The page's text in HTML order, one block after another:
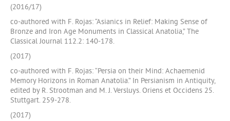
(2016/17)
co-authored with F. Rojas: “Asianics in Relief: Making Sense of
Bronze and Iron Age Monuments in Classical Anatolia,” The
Classical Journal 112.2: 140-178.
(2017)
co-authored with F. Rojas: “Persia on their Mind: Achaemenid
Memory Horizons in Roman Anatolia.” In Persianism in Antiquity,
edited by R. Strootman and M. J. Versluys. Oriens et Occidens 25.
Stuttgart. 259-278.
(2017)